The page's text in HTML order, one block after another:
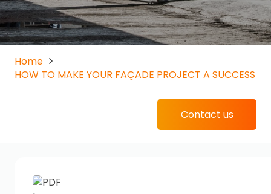
Home
HOW TO MAKE YOUR FAÇADE PROJECT A SUCCESS
Contact us